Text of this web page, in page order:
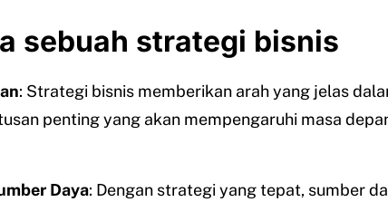
sebuah strategi bisnis
: Strategi bisnis memberikan arah yang jelas
penting yang akan mempengaruhi masa
Daya: Dengan strategi yang tepat, sumber